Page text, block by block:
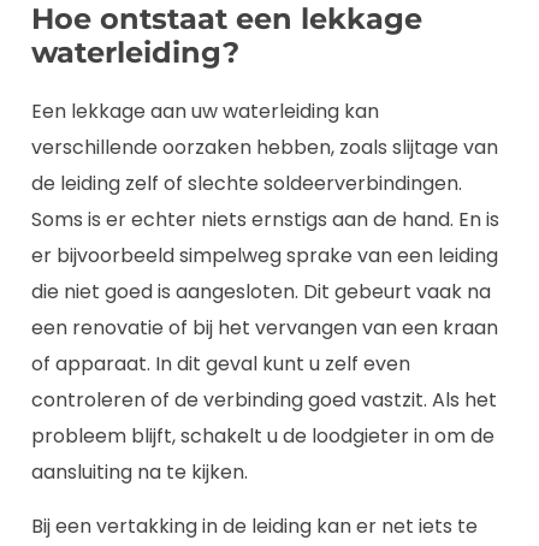
Hoe ontstaat een lekkage
waterleiding?
Een lekkage aan uw waterleiding kan
verschillende oorzaken hebben, zoals slijtage van
de leiding zelf of slechte soldeerverbindingen.
Soms is er echter niets ernstigs aan de hand. En is
er bijvoorbeeld simpelweg sprake van een leiding
die niet goed is aangesloten. Dit gebeurt vaak na
een renovatie of bij het vervangen van een kraan
of apparaat. In dit geval kunt u zelf even
controleren of de verbinding goed vastzit. Als het
probleem blijft, schakelt u de loodgieter in om de
aansluiting na te kijken.
Bij een vertakking in de leiding kan er net iets te